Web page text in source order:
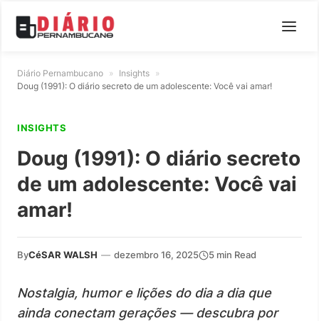
Diário Pernambucano » Insights »
Doug (1991): O diário secreto de um adolescente: Você vai amar!
INSIGHTS
Doug (1991): O diário secreto
de um adolescente: Você vai
amar!
ByCéSAR WALSH — dezembro 16, 2025 5 min Read
Nostalgia, humor e lições do dia a dia que
ainda conectam gerações — descubra por